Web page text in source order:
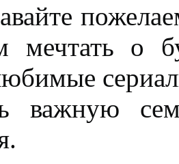
мечтать о
важную